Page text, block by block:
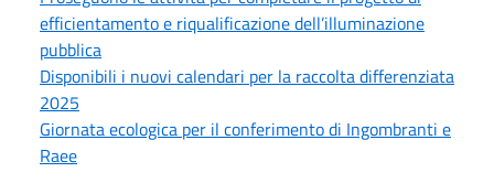
efficientamento e riqualificazione dell’illuminazione
pubblica
Disponibili i nuovi calendari per la raccolta differenziata
2025
Giornata ecologica per il conferimento di Ingombranti e
Raee